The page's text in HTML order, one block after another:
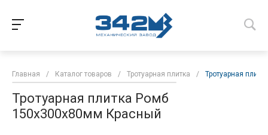
Главная / Каталог товаров / Тротуарная плитка / Тротуарная
Тротуарная плитка Ромб
150х300х80мм Красный